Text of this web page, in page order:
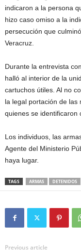
indicaron a la persona
hizo caso omiso a la
persecución que
Veracruz.
Durante la entrevista
halló al interior de la
cartuchos útiles. Al no
la legal portación de las
quienes se identificaron
Los individuos, las
Agente del Ministerio
haya lugar.
TAGS ARMAS DETENIDOS
Previous article